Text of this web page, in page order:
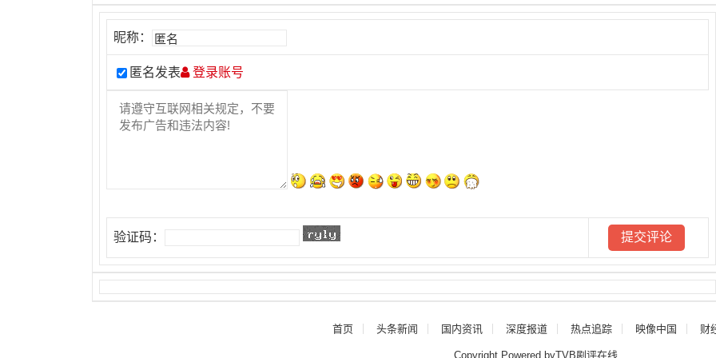
昵称：
匿名发表 登录账号
验证码：
首页 头条新闻 国内资讯 深度报道 热点追踪 映像中国 财
Copyright Powered byTVB剧评在线.